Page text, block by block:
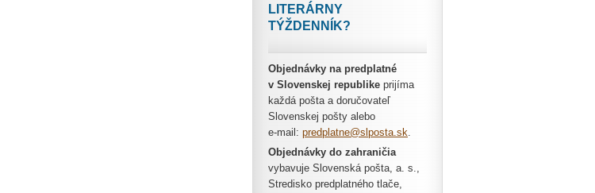
LITERÁRNY
TÝŽDENNÍK?
Objednávky na predplatné
v Slovenskej republike prijíma
každá pošta a doručovateľ
Slovenskej pošty alebo
e-mail: predplatne@slposta.sk.
Objednávky do zahraničia
vybavuje Slovenská pošta, a. s.,
Stredisko predplatného tlače,